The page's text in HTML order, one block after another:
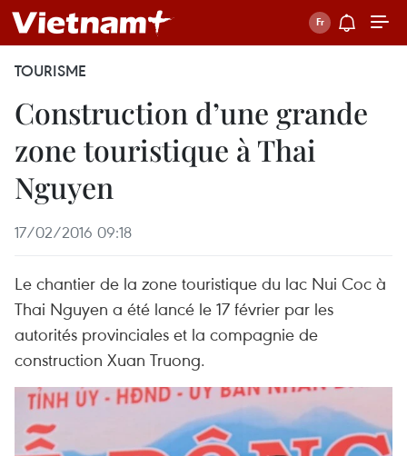
TOURISME
Construction d’une grande
zone touristique à Thai
Nguyen
17/02/2016 09:18
Le chantier de la zone touristique du lac Nui Coc à
Thai Nguyen a été lancé le 17 février par les
autorités provinciales et la compagnie de
construction Xuan Truong.